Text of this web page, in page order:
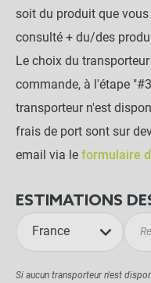
soit du produit que
consulté + du/des
Le choix du
commande, à l'étape
transporteur n'est
frais de port sont sur
email via le formulaire
ESTIMATIONS
France
Si aucun transporteur n'est